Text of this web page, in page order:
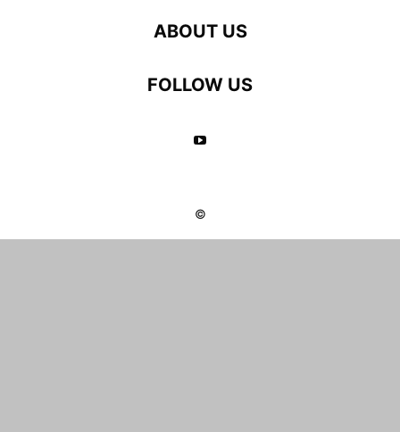
ABOUT US
FOLLOW US
©